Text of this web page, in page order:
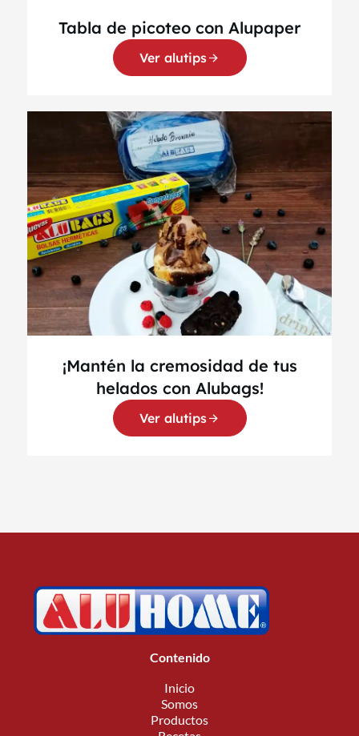
Tabla de picoteo con Alupaper
Ver alutips
¡Mantén la cremosidad de tus
helados con Alubags!
Ver alutips
Contenido
Inicio
Somos
Productos